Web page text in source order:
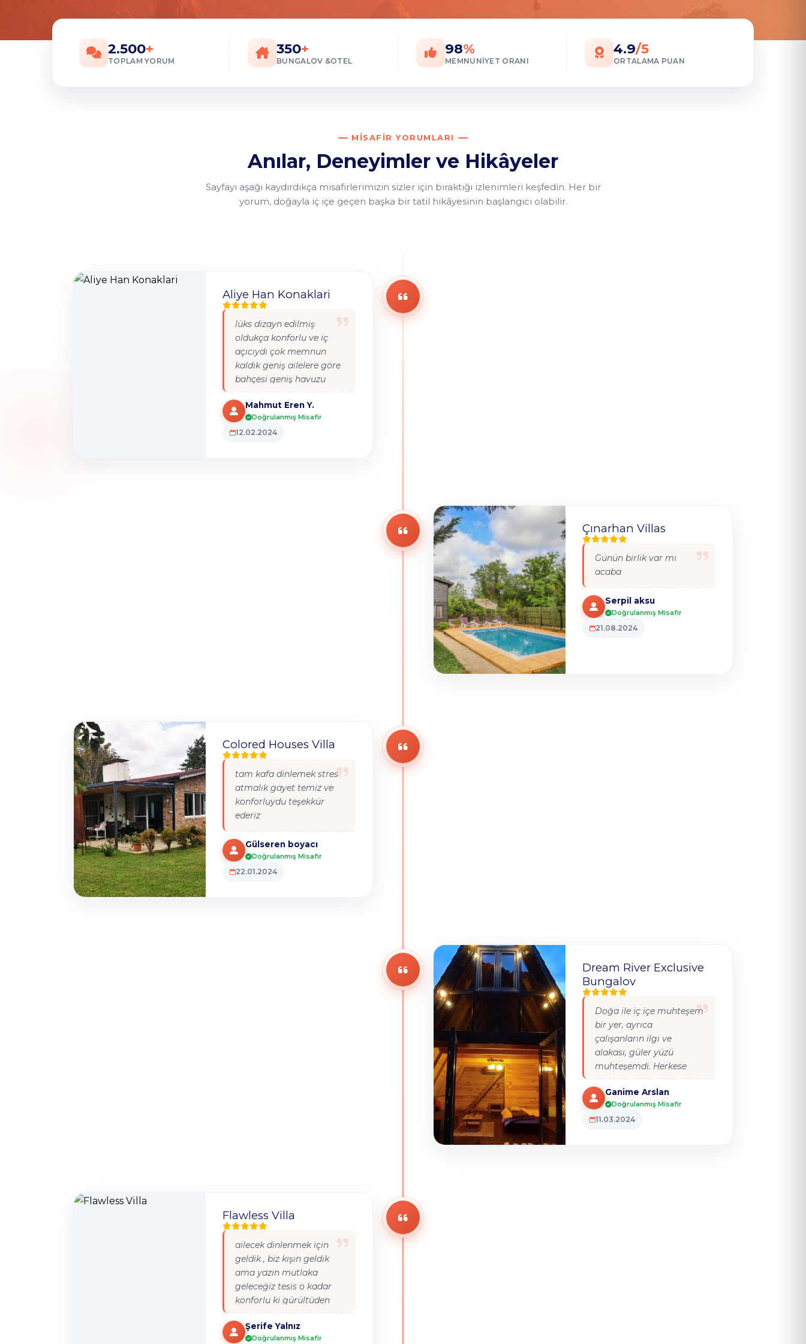
2.500+
TOPLAM YORUM
350+
BUNGALOV &OTEL
98%
MEMNUNIYET ORANI
4.9/5
ORTALAMA PUAN
MISAFIR YORUMLARI
Anılar, Deneyimler ve Hikâyeler
Sayfayı aşağı kaydırdıkça misafirlerimizin sizler için bıraktığı izlenimleri keşfedin. Her bir
yorum, doğayla iç içe geçen başka bir tatil hikâyesinin başlangıcı olabilir.
Aliye Han Konaklari
lüks dizayn edilmiş
oldukça konforlu ve iç
açıcıydı çok memnun
kaldık geniş ailelere göre
bahçesi geniş havuzu
büyük havuzun suyu çok
güzeldi. çok soğukta
gidilir mi onda emin
değilim çünkü havuzun
Mahmut Eren Y.
Doğrulanmış Misafir
12.02.2024
Çınarhan Villas
Günün birlik var mı
acaba
Serpil aksu
Doğrulanmış Misafir
21.08.2024
Colored Houses Villa
tam kafa dinlemek stres
atmalık gayet temiz ve
konforluydu teşekkür
ederiz
Gülseren boyacı
Doğrulanmış Misafir
22.01.2024
Dream River Exclusive
Bungalov
Doğa ile iç içe muhteşem
bir yer, ayrıca
çalışanların ilgi ve
alakası, güler yüzü
muhteşemdi. Herkese
önermelik muhteşem
mekan ❤️ tekrar
görüşmek üzere dream
river
Ganime Arslan
Doğrulanmış Misafir
11.03.2024
Flawless Villa
ailecek dinlenmek için
geldik , biz kışın geldik
ama yazın mutlaka
geleceğiz tesis o kadar
konforlu ki gürültüden
uzak doğa içinde temiz
tekrar geleceğiz
Şerife Yalnız
Doğrulanmış Misafir